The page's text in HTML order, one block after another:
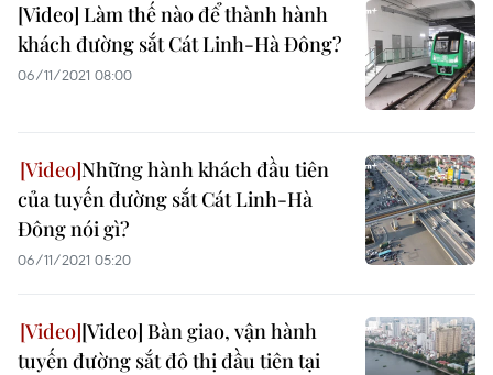
[Video] Làm thế nào để thành hành
khách đường sắt Cát Linh-Hà Đông?
06/11/2021 08:00
Những hành khách đầu tiên
của tuyến đường sắt Cát Linh-Hà
Đông nói gì?
06/11/2021 05:20
[Video] Bàn giao, vận hành
tuyến đường sắt đô thị đầu tiên tại